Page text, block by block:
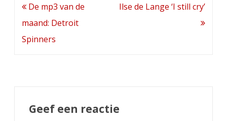
Bericht
navigatie
De mp3 van de
maand: Detroit
Spinners
Ilse de Lange ‘I still cry’
Geef een reactie